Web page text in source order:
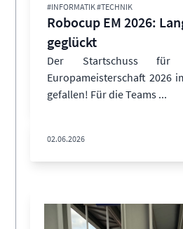
#INFORMATIK #TECHNIK
Robocup EM 2026:
geglückt
Der Startschuss für
Europameisterschaft 2026
gefallen! Für die Teams ...
02.06.2026